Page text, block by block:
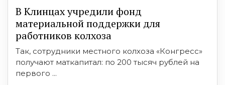
В Клинцах учредили фонд
материальной поддержки для
работников колхоза
Так, сотрудники местного колхоза «Конгресс»
получают маткапитал: по 200 тысяч рублей на
первого ...